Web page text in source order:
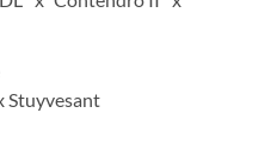
Stuyvesant